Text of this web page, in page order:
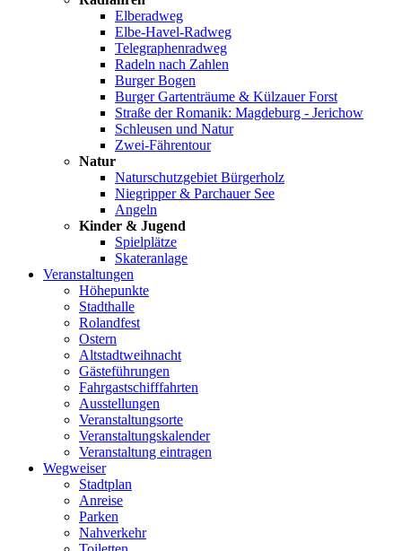
Elberadweg
Elbe-Havel-Radweg
Telegraphenradweg
Radeln nach Zahlen
Burger Bogen
Burger Gartenträume & Külzauer Forst
Straße der Romanik: Magdeburg - Jerichow
Schleusen und Natur
Zwei-Fährentour
Natur
Naturschutzgebiet Bürgerholz
Niegripper & Parchauer See
Angeln
Kinder & Jugend
Spielplätze
Skateranlage
Veranstaltungen
Höhepunkte
Stadthalle
Rolandfest
Ostern
Altstadtweihnacht
Gästeführungen
Fahrgastschifffahrten
Ausstellungen
Veranstaltungsorte
Veranstaltungskalender
Veranstaltung eintragen
Wegweiser
Stadtplan
Anreise
Parken
Nahverkehr